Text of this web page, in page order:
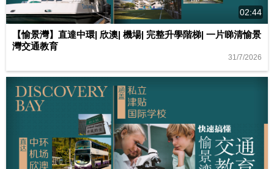
02:44
【愉景灣】直達中環| 欣澳| 機場| 完整升學階梯| 一片睇清愉景
灣交通教育
31/7/2026